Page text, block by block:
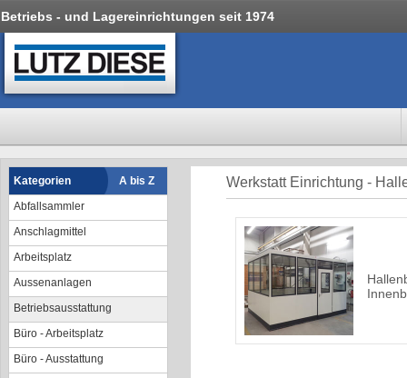
Betriebs - und Lagereinrichtungen seit 1974
Kategorien
A bis Z
Abfallsammler
Anschlagmittel
Arbeitsplatz
Aussenanlagen
Betriebsausstattung
Büro - Arbeitsplatz
Büro - Ausstattung
Werkstatt Einrichtung -